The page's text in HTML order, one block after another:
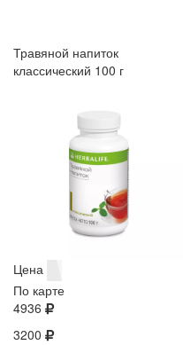
Травяной напиток
классический 100 г
Цена
По карте
4936
3200